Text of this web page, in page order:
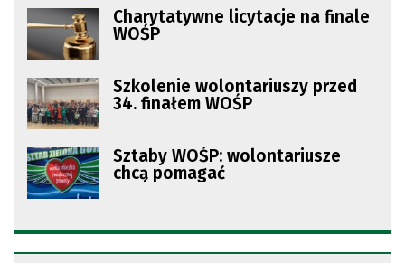
Charytatywne licytacje na finale
WOŚP
Szkolenie wolontariuszy przed
34. finałem WOŚP
Sztaby WOŚP: wolontariusze
chcą pomagać